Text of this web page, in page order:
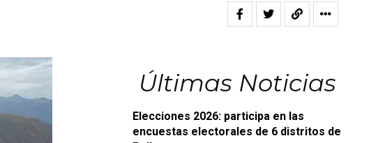
Últimas Noticias
Elecciones 2026: participa en las
encuestas electorales de 6 distritos de